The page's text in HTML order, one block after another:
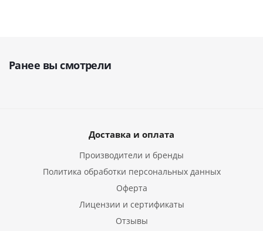
Ранее вы смотрели
Доставка и оплата
Производители и бренды
Политика обработки персональных данных
Оферта
Лицензии и сертификаты
Отзывы